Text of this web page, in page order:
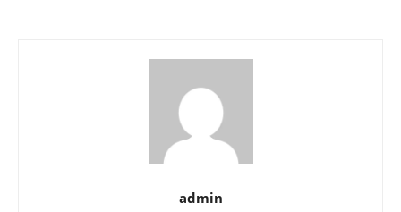
admin